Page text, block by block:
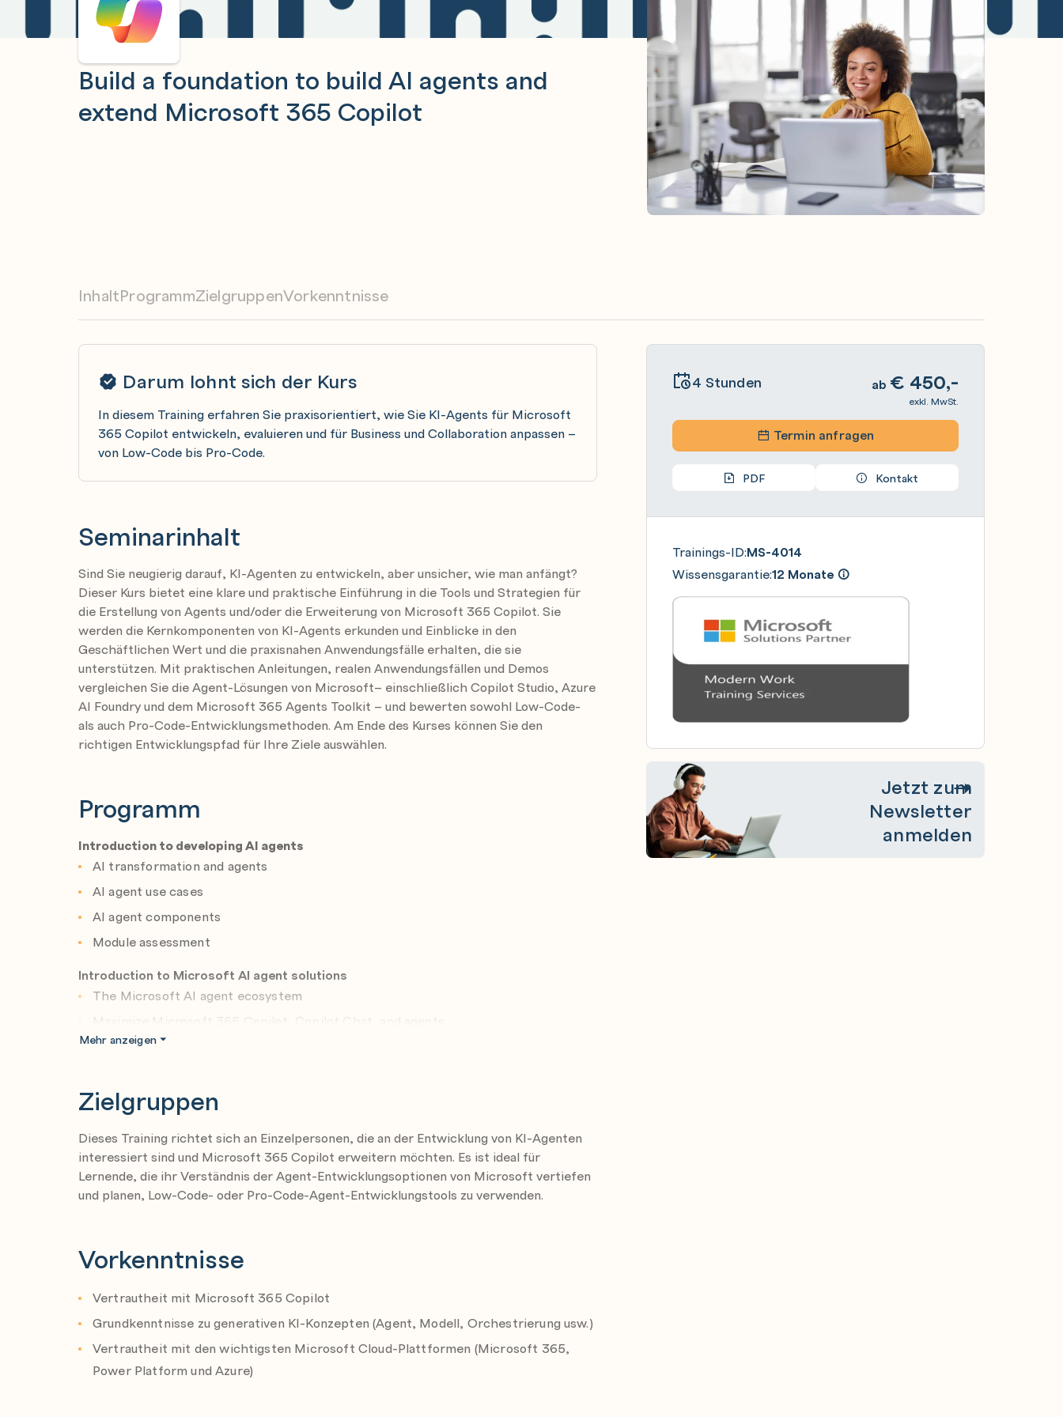
Build a foundation to build AI agents and
extend Microsoft 365 Copilot
InhaltProgrammZielgruppenVorkenntnisse
Darum lohnt sich der Kurs
In diesem Training erfahren Sie praxisorientiert, wie Sie KI-Agents für Microsoft
365 Copilot entwickeln, evaluieren und für Business und Collaboration anpassen –
von Low-Code bis Pro-Code.
Seminarinhalt
Sind Sie neugierig darauf, KI-Agenten zu entwickeln, aber unsicher, wie man anfängt?
Dieser Kurs bietet eine klare und praktische Einführung in die Tools und Strategien für
die Erstellung von Agents und/oder die Erweiterung von Microsoft 365 Copilot. Sie
werden die Kernkomponenten von KI-Agents erkunden und Einblicke in den
Geschäftlichen Wert und die praxisnahen Anwendungsfälle erhalten, die sie
unterstützen. Mit praktischen Anleitungen, realen Anwendungsfällen und Demos
vergleichen Sie die Agent-Lösungen von Microsoft– einschließlich Copilot Studio, Azure
AI Foundry und dem Microsoft 365 Agents Toolkit – und bewerten sowohl Low-Code-
als auch Pro-Code-Entwicklungsmethoden. Am Ende des Kurses können Sie den
richtigen Entwicklungspfad für Ihre Ziele auswählen.
Programm
Introduction to developing AI agents
AI transformation and agents
AI agent use cases
AI agent components
Module assessment
Introduction to Microsoft AI agent solutions
The Microsoft AI agent ecosystem
Customize and extend Microsoft 365 Copilot
Compare AI agent solutions
Choose the best Microsoft 365 Copilot extensibility path for your scenario
Identify extensibility options
Analyze the decision criteria
Extend Copilot's knowledge with Copilot connectors
Build declarative agents with Visual Studio Code and Microsoft 365 Agents Toolkit
Choose a custom AI agent development path
Identify custom AI agent development options
Analyze decision criteria
Build custom agents with Copilot Studio
Mehr anzeigen
Zielgruppen
Dieses Training richtet sich an Einzelpersonen, die an der Entwicklung von KI-Agenten
interessiert sind und Microsoft 365 Copilot erweitern möchten. Es ist ideal für
Lernende, die ihr Verständnis der Agent-Entwicklungsoptionen von Microsoft vertiefen
und planen, Low-Code- oder Pro-Code-Agent-Entwicklungstools zu verwenden.
Vorkenntnisse
Vertrautheit mit Microsoft 365 Copilot
Grundkenntnisse zu generativen KI-Konzepten (Agent, Modell, Orchestrierung usw.)
Vertrautheit mit den wichtigsten Microsoft Cloud-Plattformen (Microsoft 365,
Power Platform und Azure)
4 Stunden ab € 450,-
exkl. MwSt.
Termin anfragen
PDF Kontakt
Trainings-ID:MS-4014
Wissensgarantie:12 Monate
Jetzt zum
Newsletter
anmelden